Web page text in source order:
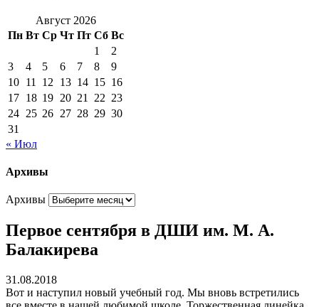
Август 2026
Пн Вт Ср Чт Пт Сб Вс
1
2
3
4 5 6 7 8
9
10 11 12 13 14 15 16
17 18 19 20 21 22 23
24 25 26 27 28 29 30
31
« Июл
Архивы
Архивы
Первое сентября в ДШИ им. М. А.
Балакирева
31.08.2018
Вот и наступил новый учебный год. Мы вновь встретились